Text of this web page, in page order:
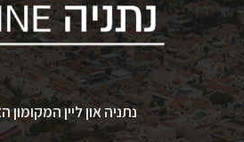
נתניה און ליין המקומון